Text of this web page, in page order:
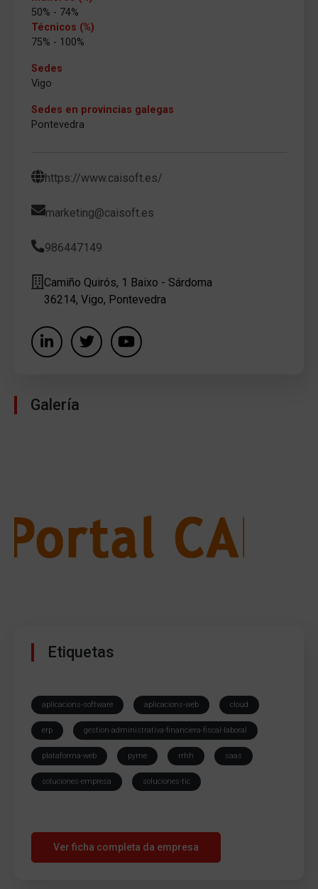
50% - 74%
Técnicos (%)
75% - 100%
Sedes
Vigo
Sedes en provincias galegas
Pontevedra
https://www.caisoft.es/
marketing@caisoft.es
986447149
Camiño Quirós, 1 Baixo - Sárdoma
36214, Vigo, Pontevedra
Galería
Etiquetas
aplicacions-software aplicacions-web cloud
erp gestion-administrativa-financiera-fiscal-laboral
plataforma-web pyme rrhh saas
soluciones-empresa soluciones-tic
Ver ficha completa da empresa